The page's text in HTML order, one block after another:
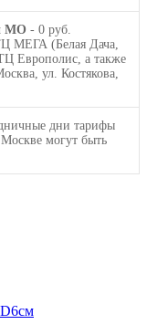
МО - 0 руб.
МЕГА (Белая Дача,
Европолис, а также
ул. Костякова,
дни тарифы
могут быть